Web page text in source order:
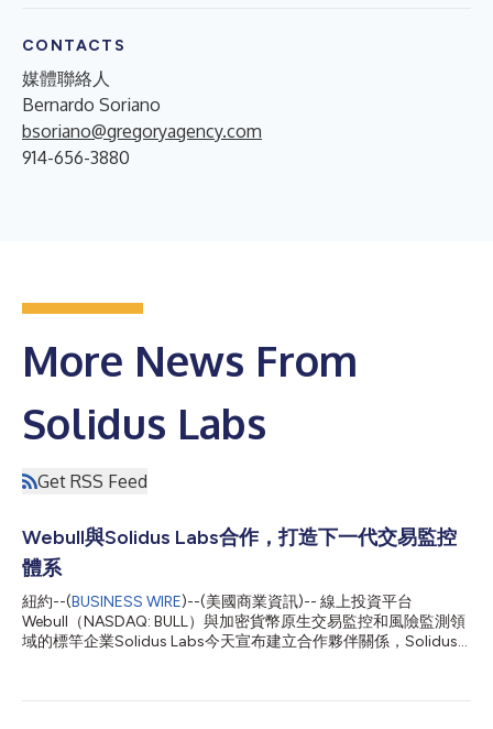
CONTACTS
媒體聯絡人
Bernardo Soriano
bsoriano@gregoryagency.com
914-656-3880
More News From
Solidus Labs
Get RSS Feed
Webull與Solidus Labs合作，打造下一代交易監控
體系
紐約--(BUSINESS WIRE)--(美國商業資訊)-- 線上投資平台
Webull（NASDAQ: BULL）與加密貨幣原生交易監控和風險監測領
域的標竿企業Solidus Labs今天宣布建立合作夥伴關係，Solidus
市場。 隨著Webull持續快速擴張，其全球註冊使用者已超過2,600